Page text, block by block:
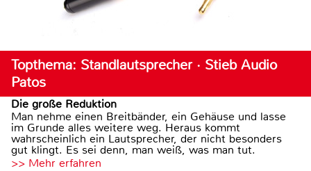
Topthema: Standlautsprecher · Stieb Audio
Patos
Die große Reduktion
Man nehme einen Breitbänder, ein Gehäuse und lasse
im Grunde alles weitere weg. Heraus kommt
wahrscheinlich ein Lautsprecher, der nicht besonders
gut klingt. Es sei denn, man weiß, was man tut.
>> Mehr erfahren